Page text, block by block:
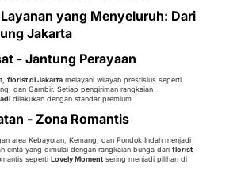
yang Menyeluruh: Dari
Jakarta
- Jantung Perayaan
florist di Jakarta melayani wilayah prestisius seperti
dan Gambir. Setiap pengiriman rangkaian
dilakukan dengan standar premium.
- Zona Romantis
area Kebayoran, Kemang, dan Pondok Indah menjadi
cinta yang dimulai dengan rangkaian bunga dari florist
seperti Lovely Moment sering menjadi pilihan di